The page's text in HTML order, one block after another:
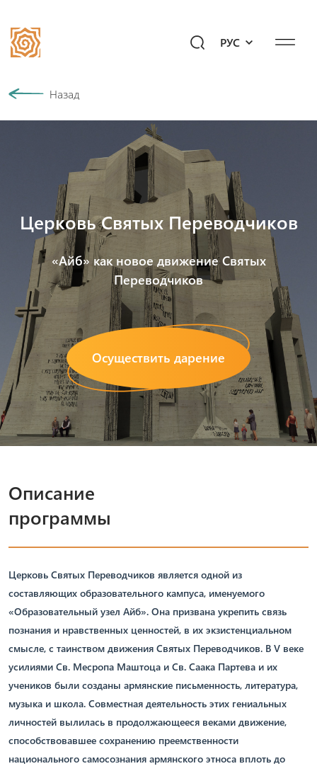
РУС
Наша история
Программы
Мероприятия
Медиахаб
Вопросы к «Айб»
Подари будущее!
Назад
Церковь Святых Переводчиков
«Айб» как новое движение Святых
Переводчиков
Осуществить дарение
Описание
программы
Церковь Святых Переводчиков является одной из
составляющих образовательного кампуса, именуемого
«Образовательный узел Айб». Она призвана укрепить связь
познания и нравственных ценностей, в их экзистенциальном
смысле, с таинством движения Святых Переводчиков. В V веке
усилиями Св. Месропа Маштоца и Св. Саака Партева и их
учеников были созданы армянские письменность, литература,
музыка и школа. Совместная деятельность этих гениальных
личностей вылилась в продолжающееся веками движение,
способствовавшее сохранению преемственности
национального самосознания армянского этноса вплоть до